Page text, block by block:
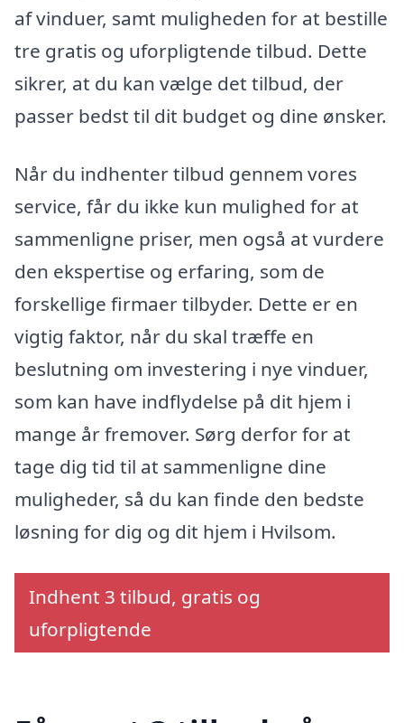
af vinduer, samt muligheden for at bestille
tre gratis og uforpligtende tilbud. Dette
sikrer, at du kan vælge det tilbud, der
passer bedst til dit budget og dine ønsker.
Når du indhenter tilbud gennem vores
service, får du ikke kun mulighed for at
sammenligne priser, men også at vurdere
den ekspertise og erfaring, som de
forskellige firmaer tilbyder. Dette er en
vigtig faktor, når du skal træffe en
beslutning om investering i nye vinduer,
som kan have indflydelse på dit hjem i
mange år fremover. Sørg derfor for at
tage dig tid til at sammenligne dine
muligheder, så du kan finde den bedste
løsning for dig og dit hjem i Hvilsom.
Indhent 3 tilbud, gratis og
uforpligtende